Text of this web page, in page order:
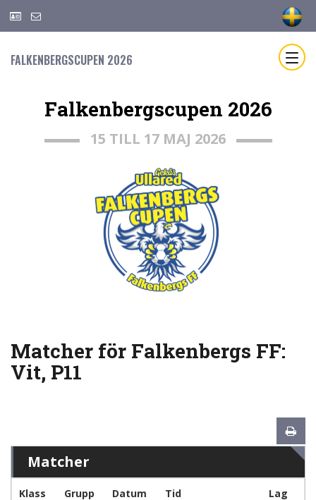
FALKENBERGSCUPEN 2026
Falkenbergscupen 2026
15 TILL 17 MAJ 2026
Matcher för Falkenbergs FF:
Vit, P11
Matcher
Klass Grupp Datum Tid Lag